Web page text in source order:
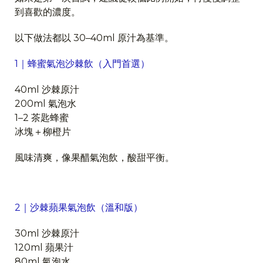
到喜歡的濃度。
以下做法都以 30–40ml 原汁為基準。
1｜蜂蜜氣泡沙棘飲（入門首選）
40ml 沙棘原汁
200ml 氣泡水
1–2 茶匙蜂蜜
冰塊＋柳橙片
風味清爽，像果醋氣泡飲，酸甜平衡。
2｜沙棘蘋果氣泡飲（溫和版）
30ml 沙棘原汁
120ml 蘋果汁